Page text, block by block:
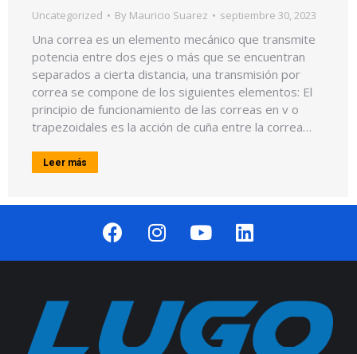
Uncategorized By Mauricio Suarez septiembre 30, 2023
Una correa es un elemento mecánico que transmite
potencia entre dos ejes o más que se encuentran
separados a cierta distancia, una transmisión por
correa se compone de los siguientes elementos: El
principio de funcionamiento de las correas en v o
trapezoidales es la acción de cuña entre la correa…
Leer más